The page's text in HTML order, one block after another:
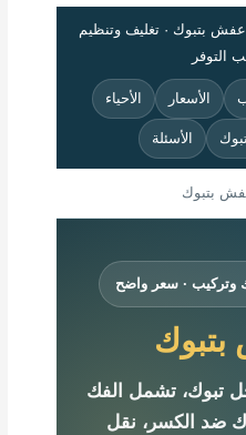
بتبوك · تغليف وتنظيم
التوفر
الأسعار الأحياء
الأسئلة
بتبوك
وتركيب · سعر واضح
تبوك، تشمل الفك
ضد الكسر، نقل